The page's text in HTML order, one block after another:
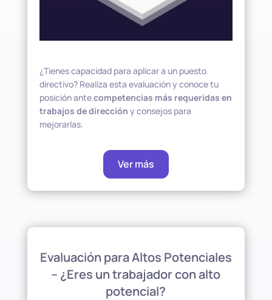
¿Tienes capacidad para aplicar a un puesto
directivo? Realiza esta evaluación y conoce tu
posición antecompetencias más requeridas en
trabajos de dirección y consejos para
mejorarlas.
Ver más
Evaluación para Altos Potenciales
– ¿Eres un trabajador con alto
potencial?